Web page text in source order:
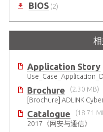
BIOS(2)
Application Story
Brochure
(2.30 MB)
[Brochure] ADLINK
Catalogue
(18.71
2017《网安与通信》